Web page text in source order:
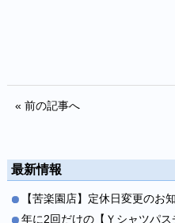
« 前の記事へ
最新情報
【苦楽園店】定休日変更のお
年に2回だけの【Ｙシャツパス